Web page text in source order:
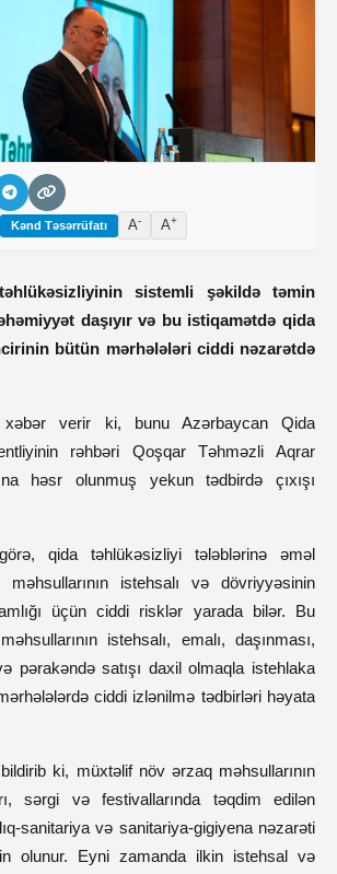
Kənd Təsərrüfatı A- A+
sistemli şəkildə təmin
daşıyır və bu istiqamətdə qida
bütün mərhələləri ciddi nəzarətdə
xəbər verir ki, bunu Azərbaycan Qida
rəhbəri Qoşqar Təhməzli Aqrar
həsr olunmuş yekun tədbirdə çıxışı
qida təhlükəsizliyi tələblərinə əməl
istehsalı və dövriyyəsinin
üçün ciddi risklər yarada bilər. Bu
istehsalı, emalı, daşınması,
pərakəndə satışı daxil olmaqla istehlaka
ciddi izlənilmə tədbirləri həyata
ki, müxtəlif növ ərzaq məhsullarının
sərgi və festivallarında təqdim edilən
sanitariya və sanitariya-gigiyena nəzarəti
olunur. Eyni zamanda ilkin istehsal və